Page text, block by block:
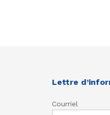
Lettre
Courriel